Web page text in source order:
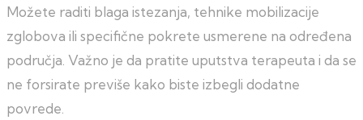
Možete raditi blaga istezanja, tehnike mobilizacije
zglobova ili specifične pokrete usmerene na određena
područja. Važno je da pratite uputstva terapeuta i da se
ne forsirate previše kako biste izbegli dodatne
povrede.